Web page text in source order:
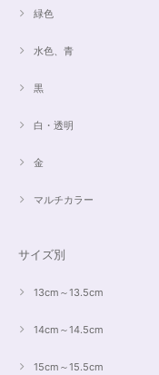
緑色
水色、青
黒
白・透明
金
マルチカラー
サイズ別
13cm～13.5cm
14cm～14.5cm
15cm～15.5cm